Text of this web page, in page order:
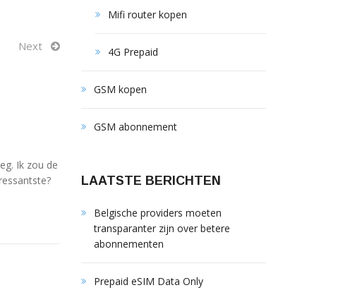
Next
Ik zou de
Mifi router kopen
4G Prepaid
GSM kopen
GSM abonnement
LAATSTE BERICHTEN
Belgische providers moeten
transparanter zijn over betere
abonnementen
Prepaid eSIM Data Only